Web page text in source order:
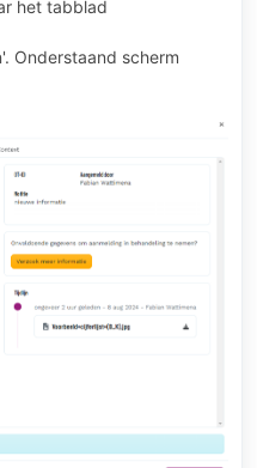
het tabblad
Onderstaand scherm